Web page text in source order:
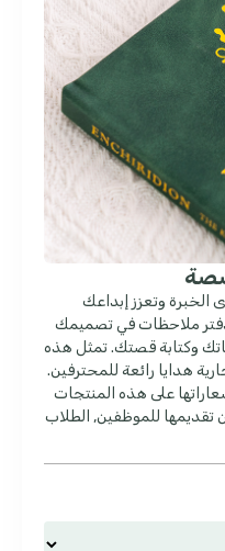
وتعزز إبداعك
ملاحظات في تصميمك
وكتابة قصتك. تمثل هذه
هدايا رائعة للمحترفين.
على هذه المنتجات
تقديمها للموظفين, الطلاب